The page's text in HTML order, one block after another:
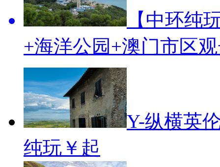
【中环纯
+海洋公园+澳门市区
Y-纵横英
纯玩 ￥起